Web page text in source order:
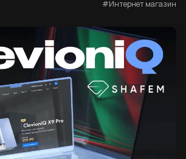
#Интернет магазин